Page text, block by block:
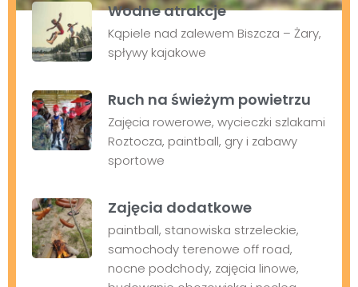
Wodne atrakcje
Kąpiele nad zalewem Biszcza – Żary,
spływy kajakowe
Ruch na świeżym powietrzu
Zajęcia rowerowe, wycieczki szlakami
Roztocza, paintball, gry i zabawy
sportowe
Zajęcia dodatkowe
paintball, stanowiska strzeleckie,
samochody terenowe off road,
nocne podchody, zajęcia linowe,